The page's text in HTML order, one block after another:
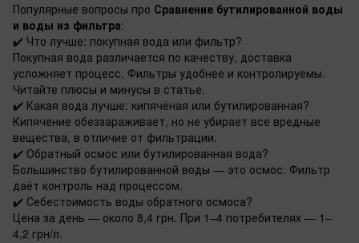
Популярные вопросы про Сравнение бутилированной воды
и воды из фильтра:
✔️ Что лучше: покупная вода или фильтр?
Покупная вода различается по качеству, доставка
усложняет процесс. Фильтры удобнее и контролируемы.
Читайте плюсы и минусы в статье.
✔️ Какая вода лучше: кипячёная или бутилированная?
Кипячение обеззараживает, но не убирает все вредные
вещества, в отличие от фильтрации.
✔️ Обратный осмос или бутилированная вода?
Большинство бутилированной воды — это осмос. Фильтр
даёт контроль над процессом.
✔️ Себестоимость воды обратного осмоса?
Цена за день — около 8,4 грн. При 1–4 потребителях — 1–
4,2 грн/л.